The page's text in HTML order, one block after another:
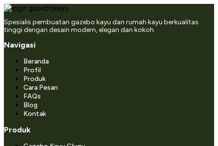
Spesialis pembuatan gazebo kayu dan rumah kayu berkualitas
tinggi dengan desain modern, elegan dan kokoh.
Navigasi
Beranda
Profil
Produk
Cara Pesan
FAQs
Blog
Kontak
Produk